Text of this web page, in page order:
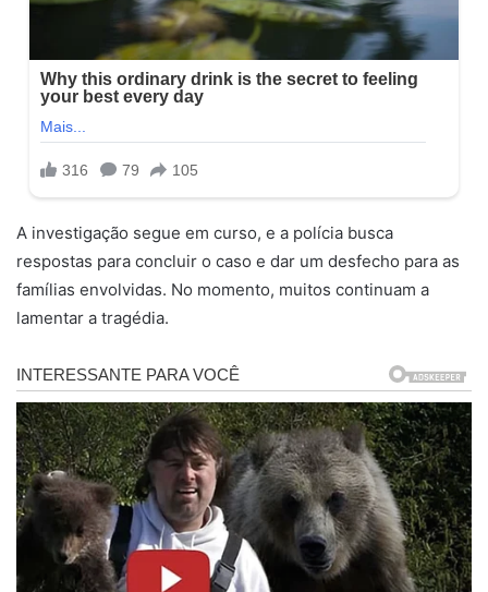
A investigação segue em curso, e a polícia busca
respostas para concluir o caso e dar um desfecho para as
famílias envolvidas. No momento, muitos continuam a
lamentar a tragédia.